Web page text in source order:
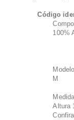
Código
100%
M
Altura